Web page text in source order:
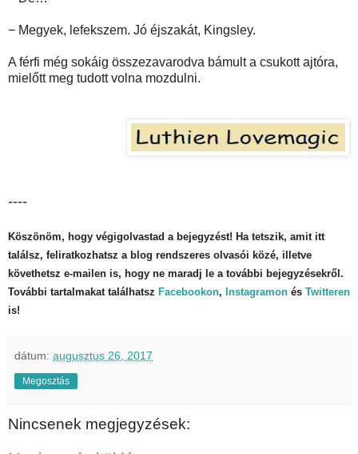
− Megyek, lefekszem. Jó éjszakát, Kingsley.
A férfi még sokáig összezavarodva bámult a csukott ajtóra,
mielőtt meg tudott volna mozdulni.
----
Köszönöm, hogy végigolvastad a bejegyzést! Ha tetszik, amit itt
találsz, feliratkozhatsz a blog rendszeres olvasói közé, illetve
követhetsz e-mailen is, hogy ne maradj le a további bejegyzésekről.
További tartalmakat találhatsz Facebookon, Instagramon és Twitteren
is!
dátum: augusztus 26, 2017
Megosztás
Nincsenek megjegyzések: